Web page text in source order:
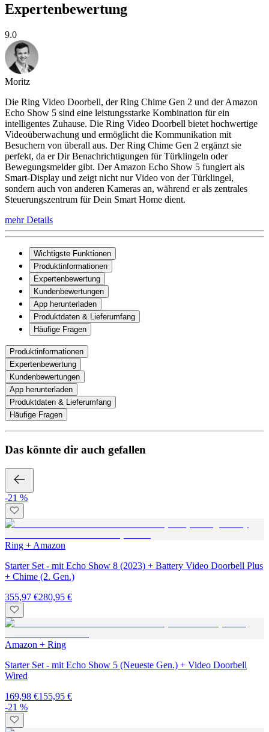
Expertenbewertung
9.0
Moritz
Die Ring Video Doorbell, der Ring Chime Gen 2 und der Amazon
Echo Show 5 sind eine leistungsstarke Kombination für ein
intelligentes Zuhause. Die Ring Video Doorbell bietet hochwertige
Videoüberwachung und ermöglicht die Kommunikation mit
Besuchern von überall aus. Der Ring Chime Gen 2 ergänzt sie
perfekt, da er Dir Benachrichtigungen für Türklingeln oder
Bewegungsmelder gibt. Der Amazon Echo Show 5 fungiert als
Smart-Display und zeigt nicht nur Video von der Türklingel,
sondern auch von anderen Kameras an, während er als zentrales
Steuerungszentrum für Dein Smart Home dient.
mehr Details
Wichtigste Funktionen
Produktinformationen
Expertenbewertung
Kundenbewertungen
App herunterladen
Produktdaten & Lieferumfang
Häufige Fragen
Produktinformationen
Expertenbewertung
Kundenbewertungen
App herunterladen
Produktdaten & Lieferumfang
Häufige Fragen
Das könnte dir auch gefallen
-21 %
Ring + Amazon
Starter Set - mit Echo Show 8 (2023) + Battery Video Doorbell Plus
+ Chime (2. Gen.)
355,97 €280,95 €
Amazon + Ring
Starter Set - mit Echo Show 5 (Neueste Gen.) + Video Doorbell
Wired
169,98 €155,95 €
-21 %